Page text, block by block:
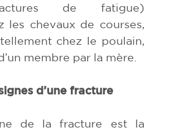
de fatigue)
les chevaux de courses,
chez le poulain,
membre par la mère.
d’une fracture
de la fracture est la